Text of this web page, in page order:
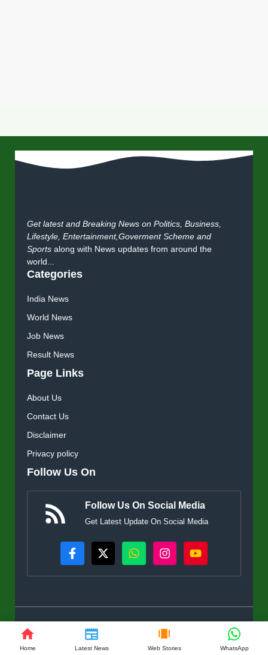
Home Latest News Web Stories WhatsApp
Get latest and Breaking News on Politics, Business,
Lifestyle, Entertainment,Goverment Scheme and
Sports along with News updates from around the
world...
Categories
India News
World News
Job News
Result News
Page Links
About Us
Contact Us
Disclaimer
Privacy policy
Follow Us On
Follow Us On Social Media
Get Latest Update On Social Media